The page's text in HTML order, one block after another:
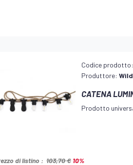
Codice prodotto:
Produttore:
CATENA
Prodotto
di listino : 103,70 € 10%